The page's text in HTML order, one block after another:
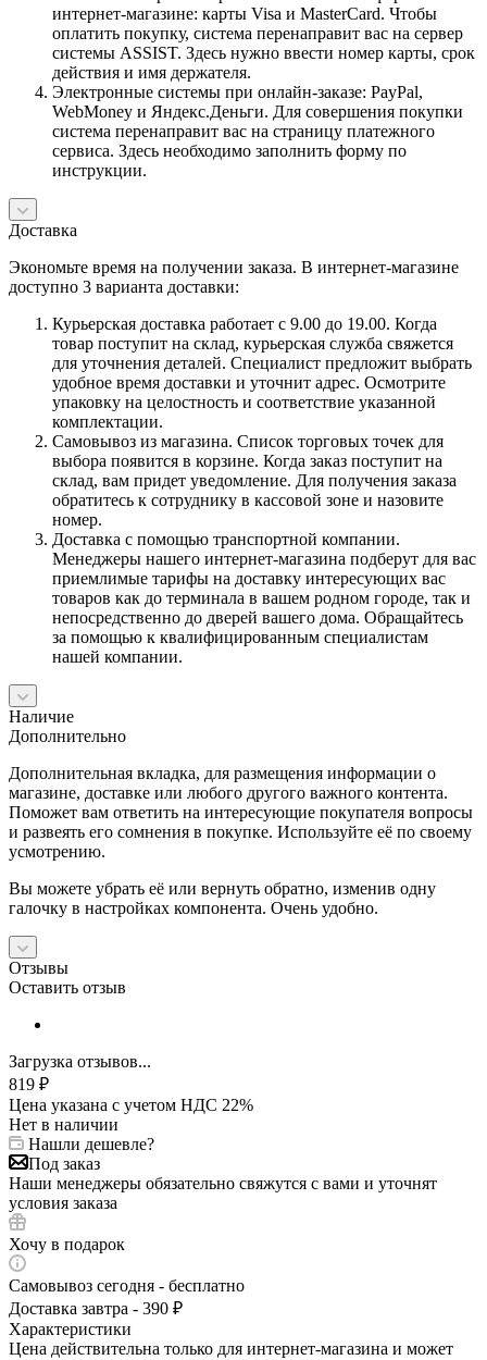
интернет-магазине: карты Visa и MasterCard. Чтобы
оплатить покупку, система перенаправит вас на сервер
системы ASSIST. Здесь нужно ввести номер карты, срок
действия и имя держателя.
Электронные системы при онлайн-заказе: PayPal,
WebMoney и Яндекс.Деньги. Для совершения покупки
система перенаправит вас на страницу платежного
сервиса. Здесь необходимо заполнить форму по
инструкции.
Доставка
Экономьте время на получении заказа. В интернет-магазине
доступно 3 варианта доставки:
Курьерская доставка работает с 9.00 до 19.00. Когда
товар поступит на склад, курьерская служба свяжется
для уточнения деталей. Специалист предложит выбрать
удобное время доставки и уточнит адрес. Осмотрите
упаковку на целостность и соответствие указанной
комплектации.
Самовывоз из магазина. Список торговых точек для
выбора появится в корзине. Когда заказ поступит на
склад, вам придет уведомление. Для получения заказа
обратитесь к сотруднику в кассовой зоне и назовите
номер.
Доставка с помощью транспортной компании.
Менеджеры нашего интернет-магазина подберут для вас
приемлимые тарифы на доставку интересующих вас
товаров как до терминала в вашем родном городе, так и
непосредственно до дверей вашего дома. Обращайтесь
за помощью к квалифицированным специалистам
нашей компании.
Наличие
Дополнительно
Дополнительная вкладка, для размещения информации о
магазине, доставке или любого другого важного контента.
Поможет вам ответить на интересующие покупателя вопросы
и развеять его сомнения в покупке. Используйте её по своему
усмотрению.
Вы можете убрать её или вернуть обратно, изменив одну
галочку в настройках компонента. Очень удобно.
Отзывы
Оставить отзыв
Загрузка отзывов...
819 ₽
Цена указана с учетом НДС 22%
Нет в наличии
Нашли дешевле?
Под заказ
Наши менеджеры обязательно свяжутся с вами и уточнят
условия заказа
Хочу в подарок
Самовывоз сегодня - бесплатно
Доставка завтра - 390 ₽
Характеристики
Цена действительна только для интернет-магазина и может